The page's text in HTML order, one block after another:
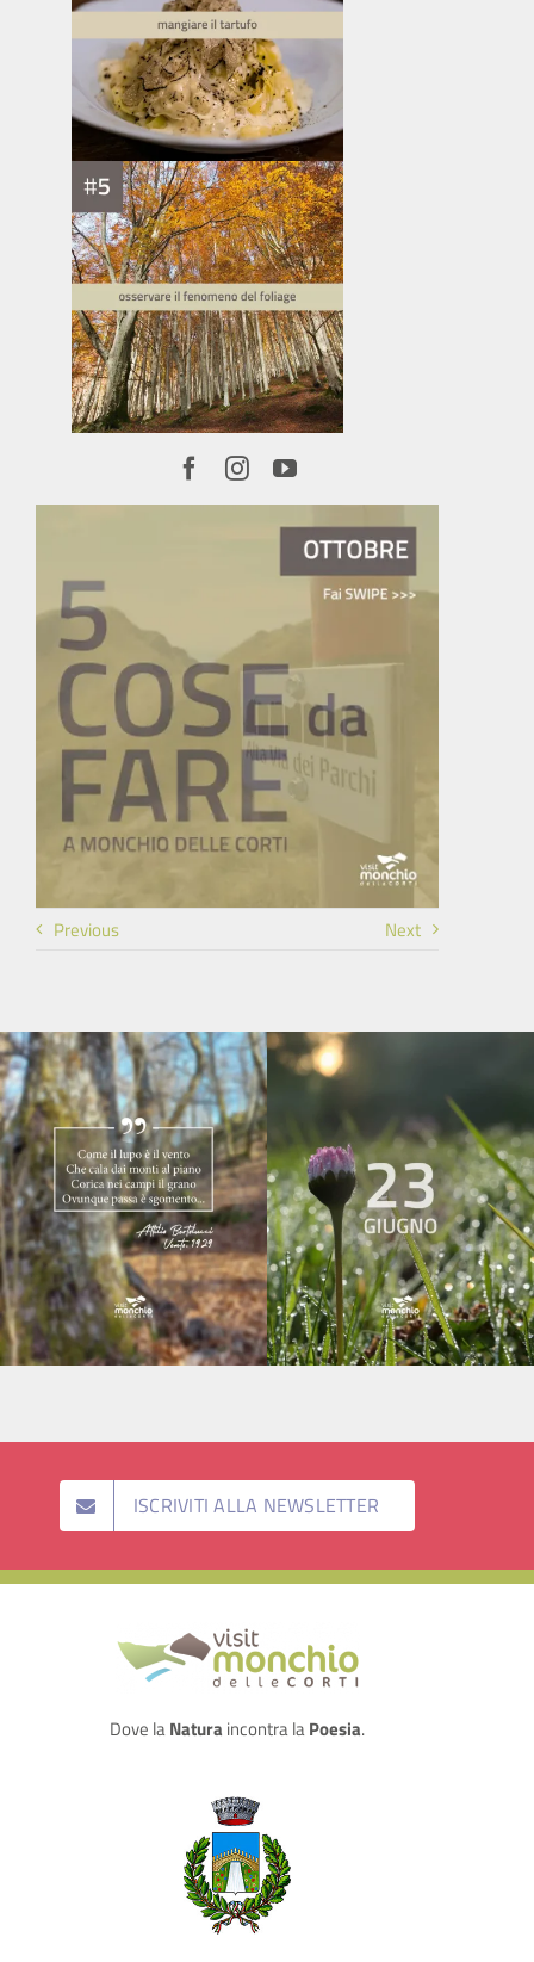
Previous Next
ISCRIVITI ALLA NEWSLETTER
Dove laNatura incontra laPoesia.